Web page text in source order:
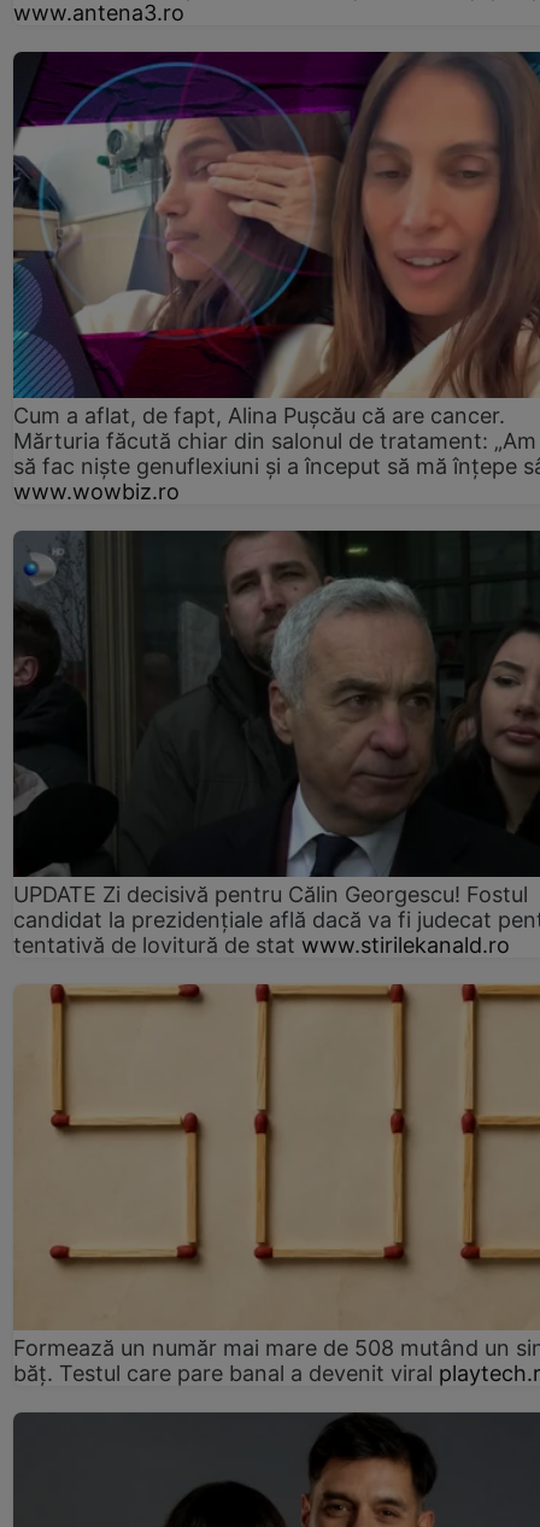
www.antena3.ro
Cum a aflat, de fapt, Alina Pușcău că are cancer.
Mărturia făcută chiar din salonul de tratament:
să fac niște genuflexiuni și a început să mă înțepe
www.wowbiz.ro
UPDATE Zi decisivă pentru Călin Georgescu! Fostul
candidat la prezidențiale află dacă va fi judecat
tentativă de lovitură de stat www.stirilekanald.ro
Formează un număr mai mare de 508 mutând un
băț. Testul care pare banal a devenit viral